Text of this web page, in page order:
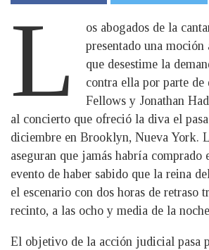
L
os abogados de la
presentado una
que desestime la
contra ella por parte
Fellows y Jonathan
al concierto que ofreció la diva el
diciembre en Brooklyn, Nueva York.
aseguran que jamás habría comprado
evento de haber sabido que la reina
el escenario con dos horas de retraso
recinto, a las ocho y media de la
El objetivo de la acción judicial pasa